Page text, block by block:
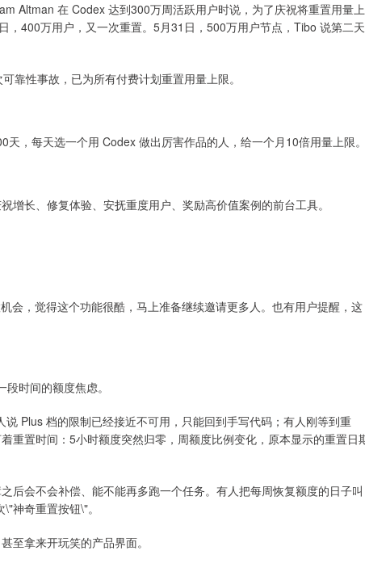
Altman 在 Codex 达到300万周活跃用户时说，为了庆祝将重置用量上
400万用户，又一次重置。5月31日，500万用户节点，Tibo 说第二天
靠性事故，已为所有付费计划重置用量上限。
，每天选一个用 Codex 做出厉害作品的人，给一个月10倍用量上限
长、修复体验、安抚重度用户、奖励高价值案例的前台工具。
会，觉得这个功能很酷，马上准备继续邀请更多人。也有用户提醒，这
时间的额度焦虑。
Plus 档的限制已经接近不可用，只能回到手写代码；有人刚等到重
重置时间：5小时额度突然归零，周额度比例变化，原本显示的重置日
后会不会补偿、能不能再多跑一个任务。有人把每周恢复额度的日子叫
神奇重置按钮\"。
至拿来开玩笑的产品界面。